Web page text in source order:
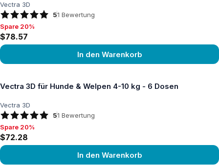
Vectra 3D
51 Bewertung
Spare 20%, $78.57
Spare 20%
$78.57
In den Warenkorb
Vectra 3D für Hunde & Welpen 4-10 kg - 6 Dosen
Vectra 3D
51 Bewertung
Spare 20%, $72.28
Spare 20%
$72.28
In den Warenkorb